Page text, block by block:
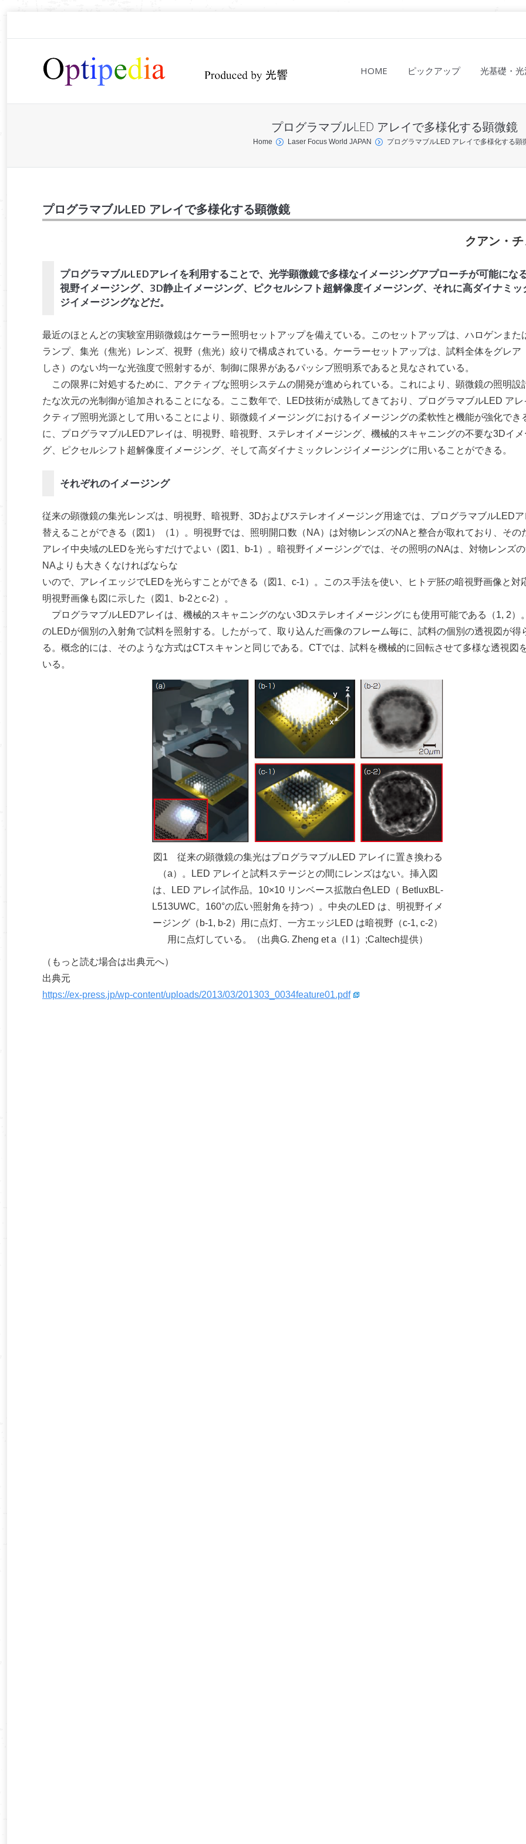
HOME ピックアップ 光基礎・
プログラマブルLED アレイで多様化する顕微鏡
Home Laser Focus World JAPAN プログラマブルLED アレイで多様化する顕
プログラマブルLED アレイで多様化する顕微鏡
クアン・
プログラマブルLEDアレイを利用することで、光学顕微鏡で多様なイメージングアプローチが可能にな
視野イメージング、3D静止イメージング、ピクセルシフト超解像度イメージング、それに高ダイナミッ
ジイメージングなどだ。
最近のほとんどの実験室用顕微鏡はケーラー照明セットアップを備えている。このセットアップは、ハロゲンまた
ランプ、集光（焦光）レンズ、視野（焦光）絞りで構成されている。ケーラーセットアップは、試料全体をグレア
しさ）のない均一な光強度で照射するが、制御に限界があるパッシブ照明系であると見なされている。
この限界に対処するために、アクティブな照明システムの開発が進められている。これにより、顕微鏡の照明設
たな次元の光制御が追加されることになる。ここ数年で、LED技術が成熟してきており、プログラマブルLED アレ
クティブ照明光源として用いることにより、顕微鏡イメージングにおけるイメージングの柔軟性と機能が強化でき
に、プログラマブルLEDアレイは、明視野、暗視野、ステレオイメージング、機械的スキャニングの不要な3Dイ
グ、ピクセルシフト超解像度イメージング、そして高ダイナミックレンジイメージングに用いることができる。
それぞれのイメージング
従来の顕微鏡の集光レンズは、明視野、暗視野、3Dおよびステレオイメージング用途では、プログラマブルLED
替えることができる（図1）（1）。明視野では、照明開口数（NA）は対物レンズのNAと整合が取れており、その
アレイ中央域のLEDを光らすだけでよい（図1、b-1）。暗視野イメージングでは、その照明のNAは、対物レンズ
NAよりも大きくなければならな
いので、アレイエッジでLEDを光らすことができる（図1、c-1）。このス手法を使い、ヒトデ胚の暗視野画像と対
明視野画像も図に示した（図1、b-2とc-2）。
プログラマブルLEDアレイは、機械的スキャニングのない3Dステレオイメージングにも使用可能である（1, 2）
のLEDが個別の入射角で試料を照射する。したがって、取り込んだ画像のフレーム毎に、試料の個別の透視図が得
る。概念的には、そのような方式はCTスキャンと同じである。CTでは、試料を機械的に回転させて多様な透視図
いる。
図1 従来の顕微鏡の集光はプログラマブルLED アレイに置き換わる
（a）。LED アレイと試料ステージとの間にレンズはない。挿入図
は、LED アレイ試作品。10×10 リンベース拡散白色LED（ BetluxBL-
L513UWC。160°の広い照射角を持つ）。中央のLED は、明視野イメ
ージング（b-1, b-2）用に点灯、一方エッジLED は暗視野（c-1, c-2）
用に点灯している。（出典G. Zheng et a（l 1）;Caltech提供）
（もっと読む場合は出典元へ）
出典元
https://ex-press.jp/wp-content/uploads/2013/03/201303_0034feature01.pdf